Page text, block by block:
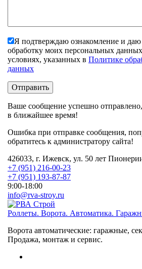
Я подтверждаю ознакомление и даю
обработку моих персональных
условиях, указанных в Политике
данных
Ваше сообщение успешно
в ближайшее время!
Ошибка при отправке сообщения,
обратитесь к администратору сайта!
426033, г. Ижевск, ул. 50 лет
+7 (951) 216-00-23
+7 (951) 193-87-87
9:00-18:00
info@rva-stroy.ru
Роллеты. Ворота. Автоматика.
Ворота автоматические: гаражные,
Продажа, монтаж и сервис.